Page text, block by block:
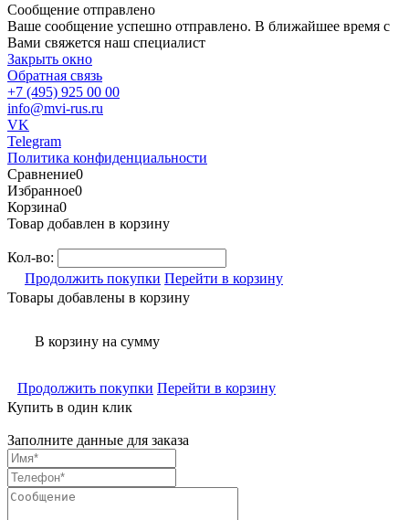
Сообщение отправлено
Ваше сообщение успешно отправлено. В ближайшее время с
Вами свяжется наш специалист
Закрыть окно
Обратная связь
+7 (495) 925 00 00
info@mvi-rus.ru
VK
Telegram
Политика конфиденциальности
Сравнение0
Избранное0
Корзина0
Товар добавлен в корзину
Кол-во:
Продолжить покупки Перейти в корзину
Товары добавлены в корзину
В корзину на сумму
Продолжить покупки Перейти в корзину
Купить в один клик
Заполните данные для заказа